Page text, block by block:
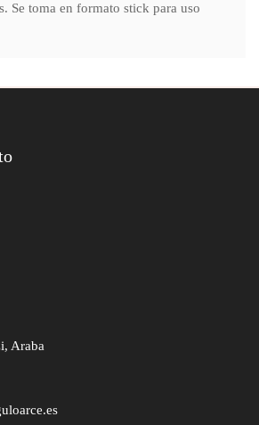
Se toma en formato stick para uso
Araba